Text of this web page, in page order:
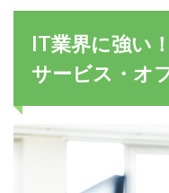
IT業界に強い
サービス・オ